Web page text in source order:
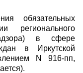
обязательных
регионального
в сфере
в Иркутской
N 916-пп,